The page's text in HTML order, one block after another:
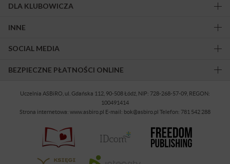
DLA KLUBOWICZA
INNE
SOCIAL MEDIA
BEZPIECZNE PŁATNOŚCI ONLINE
Uczelnia ASBiRO, ul. Gdańska 112, 90-508 Łódź, NIP: 728-268-57-09, REGON:
100491414
Strona internetowa: www.asbiro.pl E-mail: bok@asbiro.pl Telefon: 781 542 288